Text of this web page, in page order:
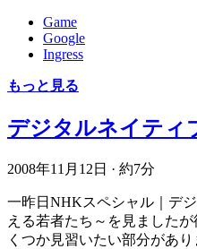
Game
Google
Ingress
もっと見る
デジタルネイティ
2008年11月12日 · 約7分
一昨日NHKスペシャル｜デ
える若者たち～を見ました
くつか見習いたい部分があ